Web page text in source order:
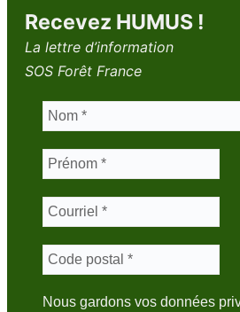
Recevez HUMUS !
La lettre d’information
SOS Forêt France
Nous gardons vos données